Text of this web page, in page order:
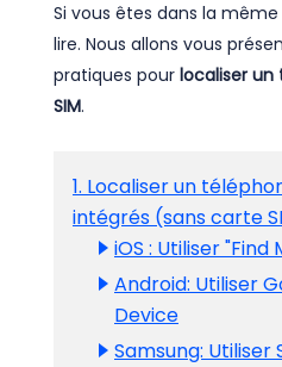
Si vous êtes dans la
lire. Nous allons vous
pratiques pour localiser un
SIM.
1. Localiser un
intégrés (sans carte
iOS : Utiliser "Find
Android: Utiliser
Device
Samsung: Utiliser